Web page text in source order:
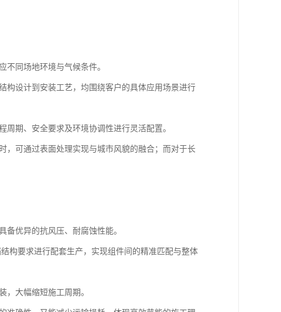
不同场地环境与气候条件。
构设计到安装工艺，均围绕客户的具体应用场景进行
期、安全要求及环境协调性进行灵活配置。
，可通过表面处理实现与城市风貌的融合；而对于长
优异的抗风压、耐腐蚀性能。
构要求进行配套生产，实现组件间的精准匹配与整体
，大幅缩短施工周期。